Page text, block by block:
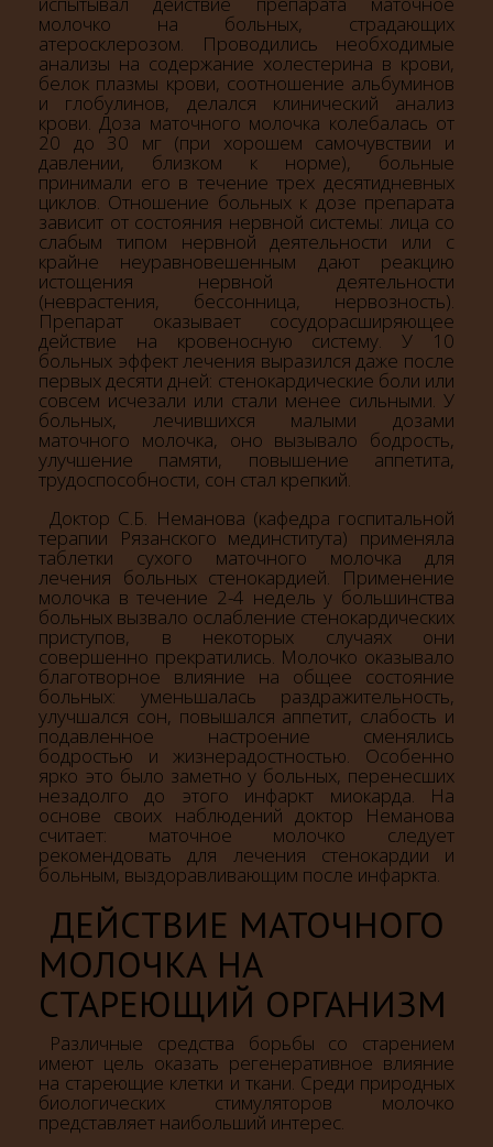
молочко на больных, страдающих
атеросклерозом. Проводились необходимые
анализы на содержание холестерина в крови,
белок плазмы крови, соотношение альбуминов
и глобулинов, делался клинический анализ
крови. Доза маточного молочка колебалась от
20 до 30 мг (при хорошем самочувствии и
давлении, близком к норме), больные
принимали его в течение трех десятидневных
циклов. Отношение больных к дозе препарата
зависит от состояния нервной системы: лица со
слабым типом нервной деятельности или с
крайне неуравновешенным дают реакцию
истощения нервной деятельности
(неврастения, бессонница, нервозность).
Препарат оказывает сосудорасширяющее
действие на кровеносную систему. У 10
больных эффект лечения выразился даже после
первых десяти дней: стенокардические боли или
совсем исчезали или стали менее сильными. У
больных, лечившихся малыми дозами
маточного молочка, оно вызывало бодрость,
улучшение памяти, повышение аппетита,
трудоспособности, сон стал крепкий.
Доктор С.Б. Неманова (кафедра госпитальной
терапии Рязанского мединститута) применяла
таблетки сухого маточного молочка для
лечения больных стенокардией. Применение
молочка в течение 2-4 недель у большинства
больных вызвало ослабление стенокардических
приступов, в некоторых случаях они
совершенно прекратились. Молочко оказывало
благотворное влияние на общее состояние
больных: уменьшалась раздражительность,
улучшался сон, повышался аппетит, слабость и
подавленное настроение сменялись
бодростью и жизнерадостностью. Особенно
ярко это было заметно у больных, перенесших
незадолго до этого инфаркт миокарда. На
основе своих наблюдений доктор Неманова
считает: маточное молочко следует
рекомендовать для лечения стенокардии и
больным, выздоравливающим после инфаркта.
ДЕЙСТВИЕ МАТОЧНОГО
МОЛОЧКА НА
СТАРЕЮЩИЙ ОРГАНИЗМ
Различные средства борьбы со старением
имеют цель оказать регенеративное влияние
на стареющие клетки и ткани. Среди природных
биологических стимуляторов молочко
представляет наибольший интерес.